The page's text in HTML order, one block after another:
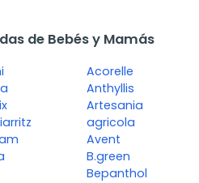
de Bebés y Mamás
Acorelle
Anthyllis
Artesania
agricola
Avent
B.green
Bepanthol